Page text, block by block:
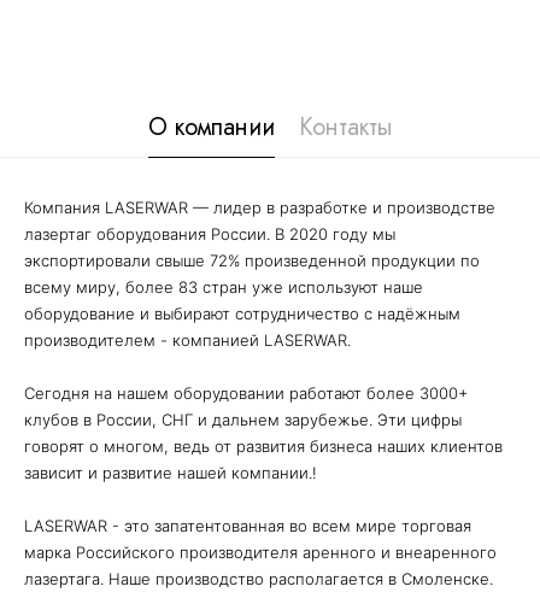
О компании Контакты
Компания LASERWAR — лидер в разработке и производстве
лазертаг оборудования России. В 2020 году мы
экспортировали свыше 72% произведенной продукции по
всему миру, более 83 стран уже используют наше
оборудование и выбирают сотрудничество с надёжным
производителем - компанией LASERWAR.
Сегодня на нашем оборудовании работают более 3000+
клубов в России, СНГ и дальнем зарубежье. Эти цифры
говорят о многом, ведь от развития бизнеса наших клиентов
зависит и развитие нашей компании.!
LASERWAR - это запатентованная во всем мире торговая
марка Российского производителя аренного и внеаренного
лазертага. Наше производство располагается в Смоленске.